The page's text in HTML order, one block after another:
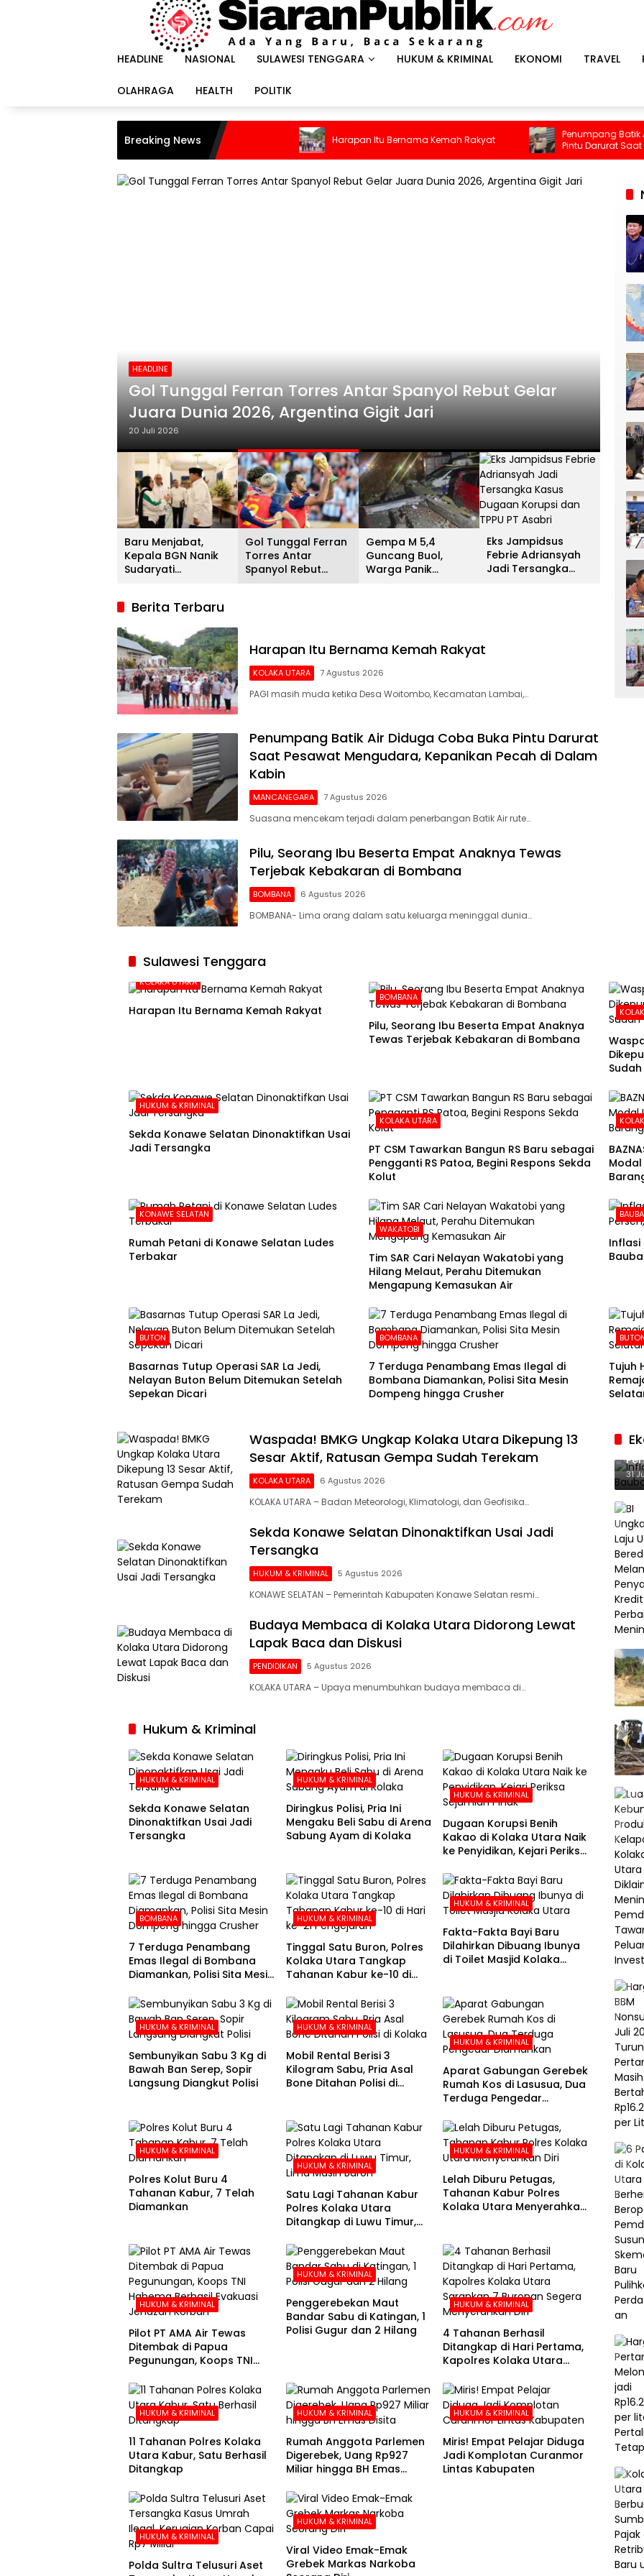
HEADLINE NASIONAL SULAWESI TENGGARA HUKUM & KRIMINAL EKONOMI TRAVEL
OLAHRAGA HEALTH POLITIK
Breaking News Harapan Itu Bernama Kemah Rakyat
Penumpang Batik Air Diduga
Pintu Darurat Saat Pesawat
Kepanikan Pecah di Dalam
HEADLINE
Gol Tunggal Ferran Torres Antar Spanyol Rebut Gelar
Juara Dunia 2026, Argentina Gigit Jari
20 Juli 2026 13 Juli
Baru Menjabat,
Kepala BGN Nanik
Sudaryati
Gol Tunggal Ferran
Torres Antar
Spanyol Rebut
Gelar Juara Dunia
Gempa M 5,4
Guncang Buol,
Warga Panik
Eks Jampidsus
Febrie Adriansyah
Jadi Tersangka
Berita Terbaru
Harapan Itu Bernama Kemah Rakyat
KOLAKA UTARA 7 Agustus 2026
PAGI masih muda ketika Desa Woitombo, Kecamatan Lambai,…
Penumpang Batik Air Diduga Coba Buka Pintu Darurat
Saat Pesawat Mengudara, Kepanikan Pecah di Dalam
Kabin
MANCANEGARA 7 Agustus 2026
Suasana mencekam terjadi dalam penerbangan Batik Air rute…
Pilu, Seorang Ibu Beserta Empat Anaknya Tewas
Terjebak Kebakaran di Bombana
BOMBANA 6 Agustus 2026
BOMBANA- Lima orang dalam satu keluarga meninggal dunia…
Siaran
Sulawesi Tenggara
KOLAKA UTARA
Harapan Itu Bernama Kemah Rakyat
BOMBANA
Pilu, Seorang Ibu Beserta Empat Anaknya
Tewas Terjebak Kebakaran di Bombana
HUKUM & KRIMINAL
Sekda Konawe Selatan Dinonaktifkan Usai
Jadi Tersangka
KOLAKA UTARA
PT CSM Tawarkan Bangun RS Baru sebagai
Pengganti RS Patoa, Begini Respons Sekda
Kolut
Modal
KONAWE SELATAN
Rumah Petani di Konawe Selatan Ludes
Terbakar
WAKATOBI
Tim SAR Cari Nelayan Wakatobi yang
Hilang Melaut, Perahu Ditemukan
Mengapung Kemasukan Air
Inflasi
BUTON
Basarnas Tutup Operasi SAR La Jedi,
Nelayan Buton Belum Ditemukan Setelah
Sepekan Dicari
BOMBANA
7 Terduga Penambang Emas Ilegal di
Bombana Diamankan, Polisi Sita Mesin
Dompeng hingga Crusher
Tujuh
Waspada! BMKG Ungkap Kolaka Utara Dikepung 13
Sesar Aktif, Ratusan Gempa Sudah Terekam
KOLAKA UTARA 6 Agustus 2026
KOLAKA UTARA – Badan Meteorologi, Klimatologi, dan Geofisika…
Sekda Konawe Selatan Dinonaktifkan Usai Jadi
Tersangka
HUKUM & KRIMINAL 5 Agustus 2026
KONAWE SELATAN – Pemerintah Kabupaten Konawe Selatan resmi…
Budaya Membaca di Kolaka Utara Didorong Lewat
Lapak Baca dan Diskusi
PENDIDIKAN 5 Agustus 2026
KOLAKA UTARA – Upaya menumbuhkan budaya membaca di…
Hukum & Kriminal
HUKUM & KRIMINAL
Sekda Konawe Selatan
Dinonaktifkan Usai Jadi
Tersangka
HUKUM & KRIMINAL
Diringkus Polisi, Pria Ini
Mengaku Beli Sabu di Arena
Sabung Ayam di Kolaka
HUKUM & KRIMINAL
Dugaan Korupsi Benih
Kakao di Kolaka Utara Naik
ke Penyidikan, Kejari Periksa
BOMBANA
7 Terduga Penambang
Emas Ilegal di Bombana
Diamankan, Polisi Sita Mesin
HUKUM & KRIMINAL
Tinggal Satu Buron, Polres
Kolaka Utara Tangkap
Tahanan Kabur ke-10 di
HUKUM & KRIMINAL
Fakta-Fakta Bayi Baru
Dilahirkan Dibuang Ibunya
di Toilet Masjid Kolaka
HUKUM & KRIMINAL
Sembunyikan Sabu 3 Kg di
Bawah Ban Serep, Sopir
Langsung Diangkut Polisi
HUKUM & KRIMINAL
Mobil Rental Berisi 3
Kilogram Sabu, Pria Asal
Bone Ditahan Polisi di
HUKUM & KRIMINAL
Aparat Gabungan Gerebek
Rumah Kos di Lasusua, Dua
Terduga Pengedar
HUKUM & KRIMINAL
Polres Kolut Buru 4
Tahanan Kabur, 7 Telah
Diamankan
HUKUM & KRIMINAL
Satu Lagi Tahanan Kabur
Polres Kolaka Utara
Ditangkap di Luwu Timur,
HUKUM & KRIMINAL
Lelah Diburu Petugas,
Tahanan Kabur Polres
Kolaka Utara Menyerahkan
HUKUM & KRIMINAL
Pilot PT AMA Air Tewas
Ditembak di Papua
Pegunungan, Koops TNI
Jenazah Korban
HUKUM & KRIMINAL
Penggerebekan Maut
Bandar Sabu di Katingan, 1
Polisi Gugur dan 2 Hilang
HUKUM & KRIMINAL
4 Tahanan Berhasil
Ditangkap di Hari Pertama,
Kapolres Kolaka Utara
Segera Menyerahkan Diri
HUKUM & KRIMINAL
11 Tahanan Polres Kolaka
Utara Kabur, Satu Berhasil
Ditangkap
HUKUM & KRIMINAL
Rumah Anggota Parlemen
Digerebek, Uang Rp927
Miliar hingga BH Emas
HUKUM & KRIMINAL
Miris! Empat Pelajar Diduga
Jadi Komplotan Curanmor
Lintas Kabupaten
HUKUM & KRIMINAL
Polda Sultra Telusuri Aset
HUKUM & KRIMINAL
Viral Video Emak-Emak
Grebek Markas Narkoba
31